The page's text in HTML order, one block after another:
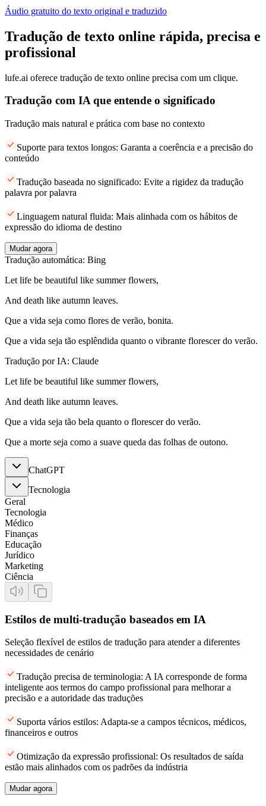
Áudio gratuito do texto original e traduzido
Tradução de texto online rápida, precisa e
profissional
lufe.ai oferece tradução de texto online precisa com um clique.
Tradução com IA que entende o significado
Tradução mais natural e prática com base no contexto
Suporte para textos longos: Garanta a coerência e a precisão do
conteúdo
Tradução baseada no significado: Evite a rigidez da tradução
palavra por palavra
Linguagem natural fluida: Mais alinhada com os hábitos de
expressão do idioma de destino
Mudar agora
Tradução automática: Bing
Let life be beautiful like summer flowers,
And death like autumn leaves.
Que a vida seja como flores de verão, bonita.
Que a vida seja tão esplêndida quanto o vibrante florescer do verão.
Tradução por IA: Claude
Let life be beautiful like summer flowers,
And death like autumn leaves.
Que a vida seja tão bela quanto o florescer do verão.
Que a morte seja como a suave queda das folhas de outono.
ChatGPT
Tecnologia
Geral
Tecnologia
Médico
Finanças
Educação
Jurídico
Marketing
Ciência
Estilos de multi-tradução baseados em IA
Seleção flexível de estilos de tradução para atender a diferentes
necessidades de cenário
Tradução precisa de terminologia: A IA corresponde de forma
inteligente aos termos do campo profissional para melhorar a
precisão e a autoridade das traduções
Suporta vários estilos: Adapta-se a campos técnicos, médicos,
financeiros e outros
Otimização da expressão profissional: Os resultados de saída
estão mais alinhados com os padrões da indústria
Mudar agora